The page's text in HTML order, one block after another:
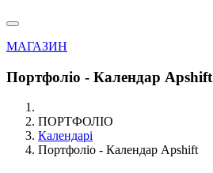
МАГАЗИН
Портфоліо - Календар Apshift
ПОРТФОЛІО
Календарі
Портфоліо - Календар Apshift